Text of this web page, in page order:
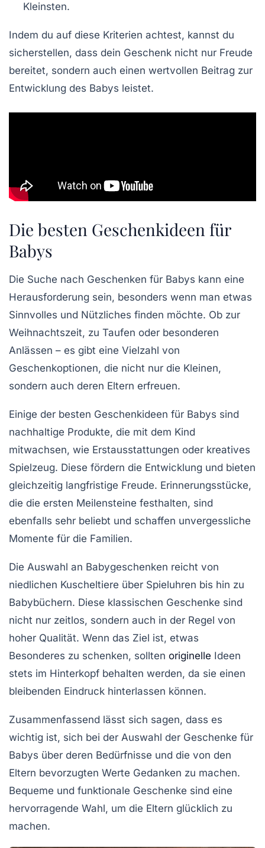
Kleinsten.
Indem du auf diese Kriterien achtest, kannst du
sicherstellen, dass dein Geschenk nicht nur Freude
bereitet, sondern auch einen wertvollen Beitrag zur
Entwicklung des Babys leistet.
Die besten Geschenkideen für
Babys
Die Suche nach Geschenken für Babys kann eine
Herausforderung sein, besonders wenn man etwas
Sinnvolles und Nützliches finden möchte. Ob zur
Weihnachtszeit, zu Taufen oder besonderen
Anlässen – es gibt eine Vielzahl von
Geschenkoptionen, die nicht nur die Kleinen,
sondern auch deren Eltern erfreuen.
Einige der besten Geschenkideen für Babys sind
nachhaltige Produkte, die mit dem Kind
mitwachsen, wie Erstausstattungen oder kreatives
Spielzeug. Diese fördern die Entwicklung und bieten
gleichzeitig langfristige Freude. Erinnerungsstücke,
die die ersten Meilensteine festhalten, sind
ebenfalls sehr beliebt und schaffen unvergessliche
Momente für die Familien.
Die Auswahl an Babygeschenken reicht von
niedlichen Kuscheltiere über Spieluhren bis hin zu
Babybüchern. Diese klassischen Geschenke sind
nicht nur zeitlos, sondern auch in der Regel von
hoher Qualität. Wenn das Ziel ist, etwas
Besonderes zu schenken, sollten originelle Ideen
stets im Hinterkopf behalten werden, da sie einen
bleibenden Eindruck hinterlassen können.
Zusammenfassend lässt sich sagen, dass es
wichtig ist, sich bei der Auswahl der Geschenke für
Babys über deren Bedürfnisse und die von den
Eltern bevorzugten Werte Gedanken zu machen.
Bequeme und funktionale Geschenke sind eine
hervorragende Wahl, um die Eltern glücklich zu
machen.